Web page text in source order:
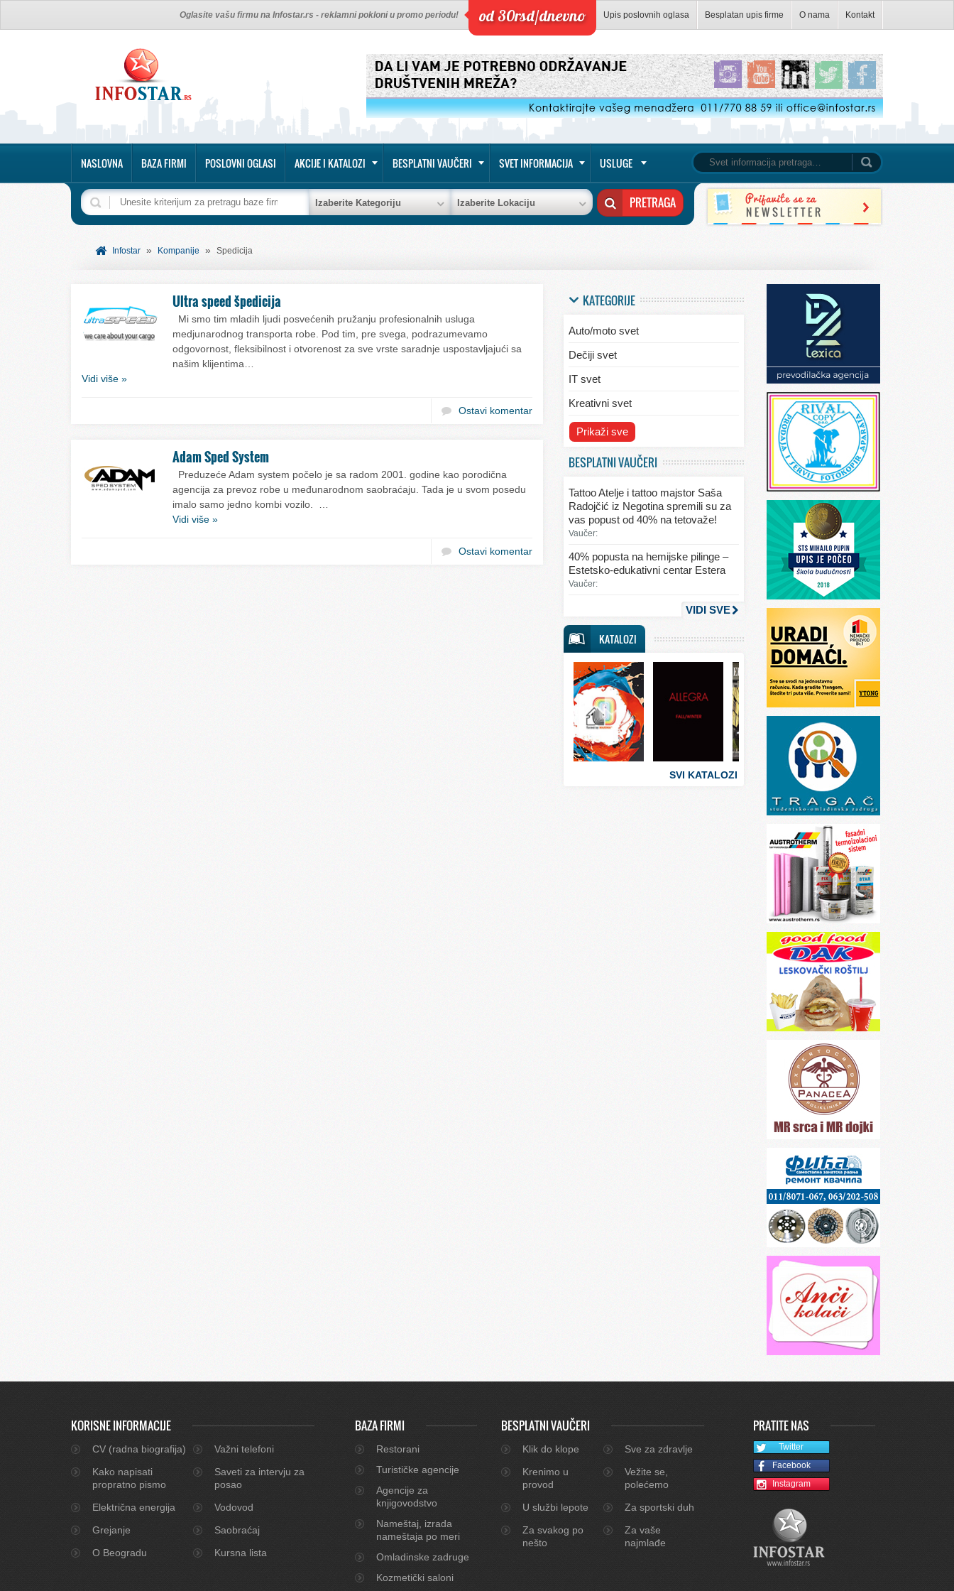
Upis poslovnih oglasa Besplatan upis firme O nama Kontakt
od 30rsd/dnevno
Oglasite vašu firmu na Infostar.rs - reklamni pokloni u promo periodu!
NASLOVNA BAZA FIRMI POSLOVNI OGLASI AKCIJE I KATALOZI BESPLATNI VAUČERI SVET INFORMACIJA USLUGE
Izaberite Kategoriju Izaberite Lokaciju
Infostar » Kompanije » Spedicija
Ultra speed špedicija
Mi smo tim mladih ljudi posvećenih pružanju profesionalnih usluga
medjunarodnog transporta robe. Pod tim, pre svega, podrazumevamo
odgovornost, fleksibilnost i otvorenost za sve vrste saradnje uspostavljajući sa
našim klijentima…
Vidi više »
Ostavi komentar
Adam Sped System
Preduzeće Adam system počelo je sa radom 2001. godine kao porodična
agencija za prevoz robe u međunarodnom saobraćaju. Tada je u svom posedu
imalo samo jedno kombi vozilo. …
Vidi više »
Ostavi komentar
KATEGORIJE
Auto/moto svet
Dečiji svet
IT svet
Kreativni svet
Svet ekologije
Svet kulinarstva
Svet lepote
Svet mode
Svet sporta
Svet tehnike
Svet ugostiteljstva
Svet zabave i umetnosti
Svet zanimljivosti
Svet zdravlja
Prikaži sve
BESPLATNI VAUČERI
Tattoo Atelje i tattoo majstor Saša
Radojčić iz Negotina spremili su za
vas popust od 40% na tetovaže!
Vaučer:
40% popusta na hemijske pilinge –
Estetsko-edukativni centar Estera
Vaučer:
VIDI SVE
KATALOZI
SVI KATALOZI
KORISNE INFORMACIJE
CV (radna biografija)
Važni telefoni
Kako napisati
propratno pismo
Saveti za intervju za
posao
Električna energija
Vodovod
Grejanje
Saobraćaj
O Beogradu
Kursna lista
BAZA FIRMI
Restorani
Turističke agencije
Agencije za
knjigovodstvo
Nameštaj, izrada
nameštaja po meri
Omladinske zadruge
Kozmetički saloni
BESPLATNI VAUČERI
Klik do klope
Sve za zdravlje
Krenimo u
provod
Vežite se,
polećemo
U službi lepote
Za sportski duh
Za svakog po
nešto
Za vaše
najmlađe
PRATITE NAS
Twitter
Facebook
Instagram